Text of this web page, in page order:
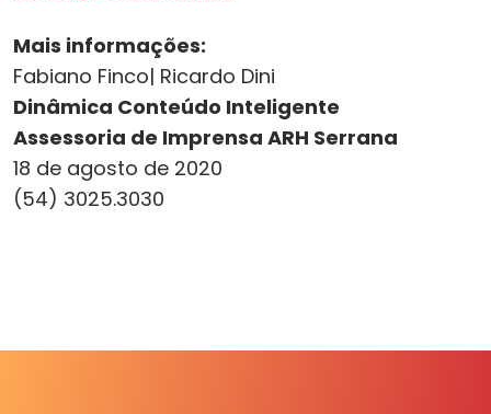
Mais informações:
Fabiano Finco| Ricardo Dini
Dinâmica Conteúdo Inteligente
Assessoria de Imprensa ARH Serrana
18 de agosto de 2020
(54) 3025.3030